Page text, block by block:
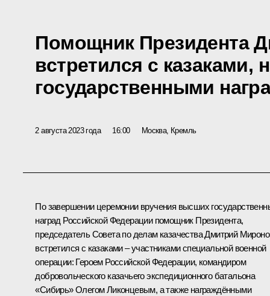
Помощник Президента
встретился с казаками,
государственными
2 августа 2023 года 16:00 Москва, Кремль
По завершении церемониивручения высших
наград Российской Федерации помощник Президента,
председатель Совета по делам казачестваДмитрий
встретился с казаками – участниками специальной военной
операции: Героем Российской Федерации, командиром
добровольческого казачьего экспедиционного батальона
«Сибирь» Олегом Ликонцевым, а также награждёнными